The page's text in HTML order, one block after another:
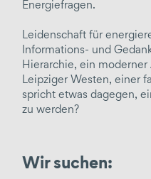
erzeugen / liefern /
Netzbetrieb
Contracting
Wärme
Energiefragen.
Leidenschaft für
Informations- und
Hierarchie, ein
Leipziger Westen, einer
spricht etwas dagegen,
zu werden?
Wir suchen: